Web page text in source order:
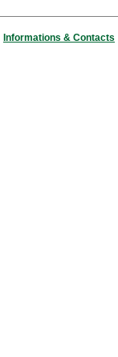
Informations & Contacts